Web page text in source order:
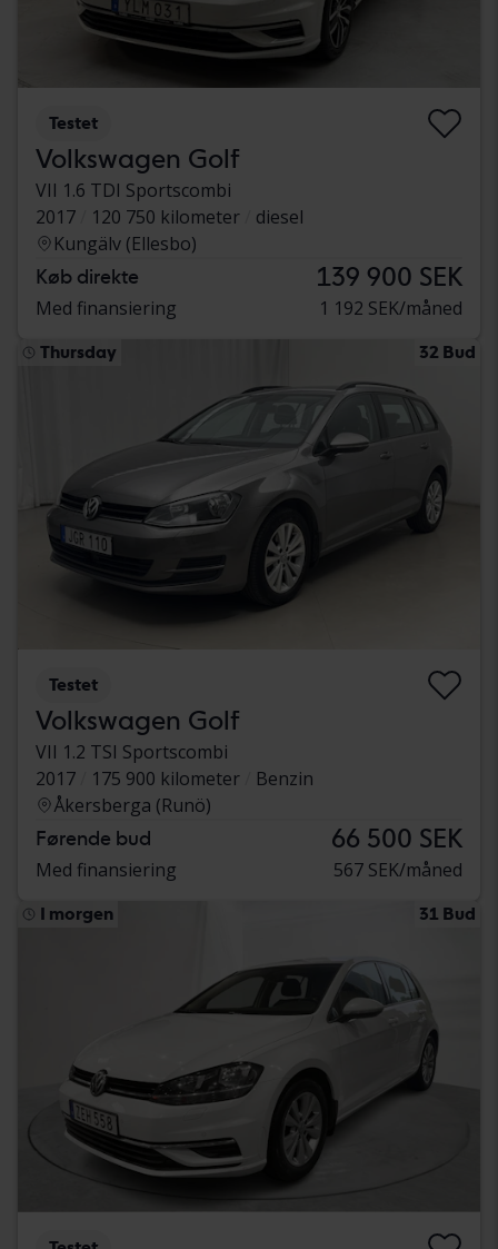
Testet
Volkswagen Golf
VII 1.6 TDI Sportscombi
2017
120 750 kilometer
diesel
Kungälv (Ellesbo)
Køb direkte 139 900 SEK
Med finansiering 1 192 SEK/måned
Thursday 32 Bud
Testet
Volkswagen Golf
VII 1.2 TSI Sportscombi
2017
175 900 kilometer
Benzin
Åkersberga (Runö)
Førende bud 66 500 SEK
Med finansiering 567 SEK/måned
I morgen 31 Bud